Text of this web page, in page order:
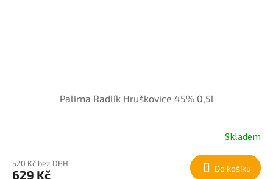
Palírna Radlík Hruškovice 45% 0,5l
Skladem
520 Kč bez DPH
629 Kč Do košíku